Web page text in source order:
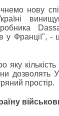
нову
у Франції",
яку
дозволять
простір.